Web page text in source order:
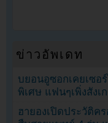
ข่าวอัพเดท
บยอนอูซอกเคยเซอ
พิเศษ แฟนๆเพิ่งสังเ
ฮายองเปิดประวัติค